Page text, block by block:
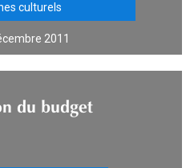
culturels
2011
du budget